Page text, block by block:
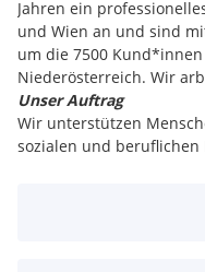
Jahren ein
und Wien an und sind
um die 7500
Niederösterreich. Wir
Unser Auftrag
Wir unterstützen
sozialen und